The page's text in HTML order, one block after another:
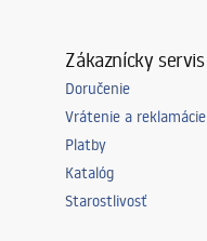
Zákaznícky servis
Doručenie
Vrátenie a reklamácie
Platby
Katalóg
Starostlivosť